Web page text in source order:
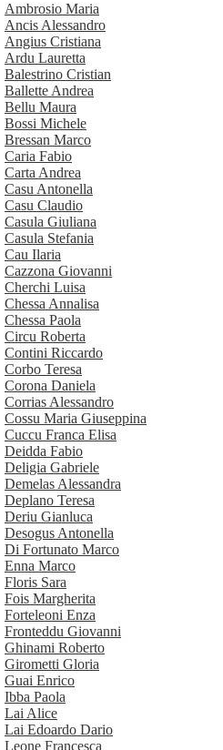
Ambrosio Maria
Ancis Alessandro
Angius Cristiana
Ardu Lauretta
Balestrino Cristian
Ballette Andrea
Bellu Maura
Bossi Michele
Bressan Marco
Caria Fabio
Carta Andrea
Casu Antonella
Casu Claudio
Casula Giuliana
Casula Stefania
Cau Ilaria
Cazzona Giovanni
Cherchi Luisa
Chessa Annalisa
Chessa Paola
Circu Roberta
Contini Riccardo
Corbo Teresa
Corona Daniela
Corrias Alessandro
Cossu Maria Giuseppina
Cuccu Franca Elisa
Deidda Fabio
Deligia Gabriele
Demelas Alessandra
Deplano Teresa
Deriu Gianluca
Desogus Antonella
Di Fortunato Marco
Enna Marco
Floris Sara
Fois Margherita
Forteleoni Enza
Fronteddu Giovanni
Ghinami Roberto
Girometti Gloria
Guai Enrico
Ibba Paola
Lai Alice
Lai Edoardo Dario
Leone Francesca